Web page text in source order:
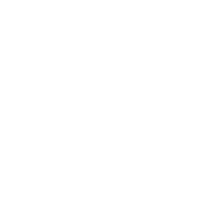
učinkovit, smanjujući
od prašine i mlazova
sve vremenske uvjete.
izdržljivost i otpornost
prostor čini sigurnim i